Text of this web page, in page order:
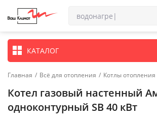
КАТАЛОГ
Главная / Всё для отопления / Котлы отопления
Котел газовый настенный
одноконтурный SВ 40 кВт